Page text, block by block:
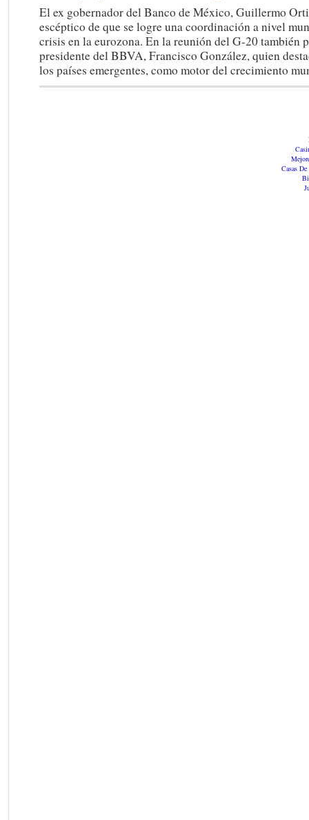
El ex gobernador del Banco de México, Guillermo
escéptico de que se logre una coordinación a nivel
crisis en la eurozona. En la reunión del G-20 también
presidente del BBVA, Francisco González, quien
los países emergentes, como motor del crecimiento
Casas